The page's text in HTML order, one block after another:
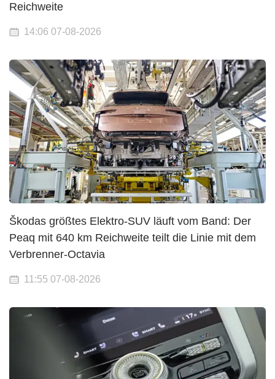
Reichweite
14:06 07-08-2026
Škodas größtes Elektro-SUV läuft vom Band: Der
Peaq mit 640 km Reichweite teilt die Linie mit dem
Verbrenner-Octavia
11:55 07-08-2026